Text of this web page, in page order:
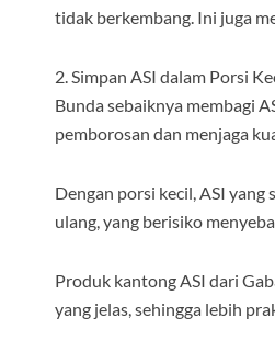
tidak berkembang. Ini juga
2. Simpan ASI dalam Porsi
Bunda sebaiknya membagi
pemborosan dan menjaga
Dengan porsi kecil, ASI yang
ulang, yang berisiko
Produk kantong ASI dari
yang jelas, sehingga lebih